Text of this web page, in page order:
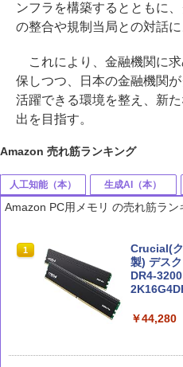
ンフラを構築するとともに
の整合や規制当局との対話に
これにより、金融機関に
保しつつ、日本の金融機関
活躍できる環境を整え、新
出を目指す。
Amazon 売れ筋ランキング
人工知能（本）
1
部下とし
進化術
￥1,870
生成AI（本）
1
Claude
ーズ)
￥2,640
1
MSI
X OC グ
￥117,131
Amazon PC用メモリ の売れ筋ラン
1
Crucial(
製) デス
DR4-
￥44,280